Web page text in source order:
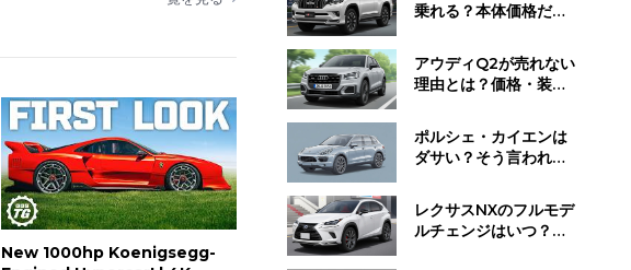
New 1000hp Koenigsegg-
乗れる？本体価格だけ
するために必要な覚悟
アウディQ2が売れない
理由とは？価格・装
てわかった"不人気の正
体"
ポルシェ・カイエンは
ダサい？そう言われる
る"デザイン評価のリア
ル
レクサスNXのフルモデ
ルチェンジはいつ？発